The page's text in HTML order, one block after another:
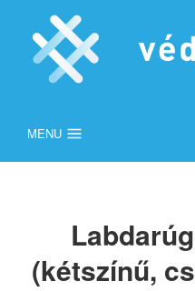
MENU
(kétszínű,